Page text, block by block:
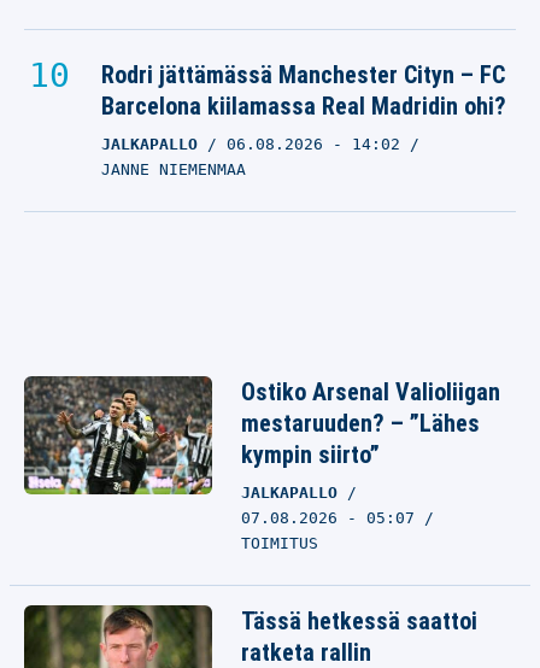
Rodri jättämässä Manchester Cityn – FC
Barcelona kiilamassa Real Madridin ohi?
JALKAPALLO 06.08.2026 - 14:02
JANNE NIEMENMAA
Ostiko Arsenal Valioliigan
mestaruuden? – ”Lähes
kympin siirto”
JALKAPALLO
07.08.2026 - 05:07
TOIMITUS
Tässä hetkessä saattoi
ratketa rallin